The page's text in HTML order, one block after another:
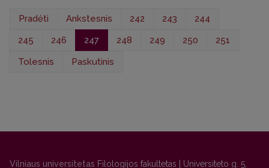
Pradėti Ankstesnis 242 243
244
245
246 247 248 249 250
251
Tolesnis
Paskutinis
Vilniaus universitetas Filologijos fakultetas | Universiteto g. 5,